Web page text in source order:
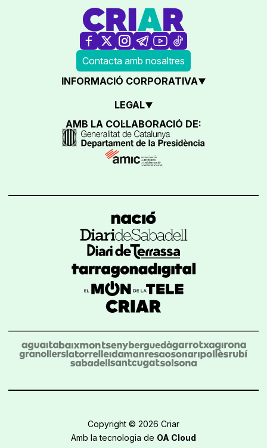
Contacta amb nosaltres
INFORMACIÓ CORPORATIVA
LEGAL
AMB LA COL·LABORACIÓ DE:
Copyright © 2026 Criar
Amb la tecnologia de OA Cloud